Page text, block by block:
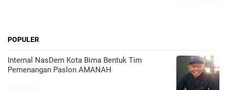
POPULER
Internal NasDem Kota Bima Bentuk Tim
Pemenangan Paslon AMANAH